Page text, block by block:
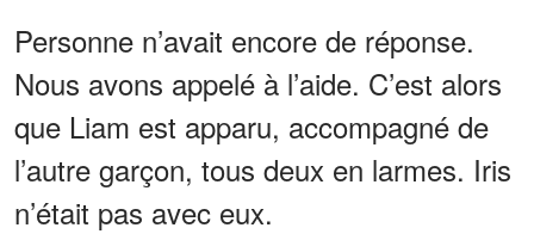
Personne n’avait encore de réponse.
Nous avons appelé à l’aide. C’est alors
que Liam est apparu, accompagné de
l’autre garçon, tous deux en larmes. Iris
n’était pas avec eux.